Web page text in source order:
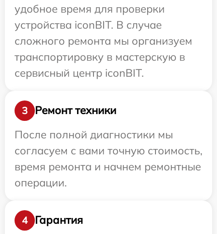
удобное время для проверки
устройства iconBIT. В случае
сложного ремонта мы организуем
транспортировку в мастерскую в
сервисный центр iconBIT.
3
Ремонт техники
После полной диагностики мы
согласуем с вами точную стоимость,
время ремонта и начнем ремонтные
операции.
4 Гарантия